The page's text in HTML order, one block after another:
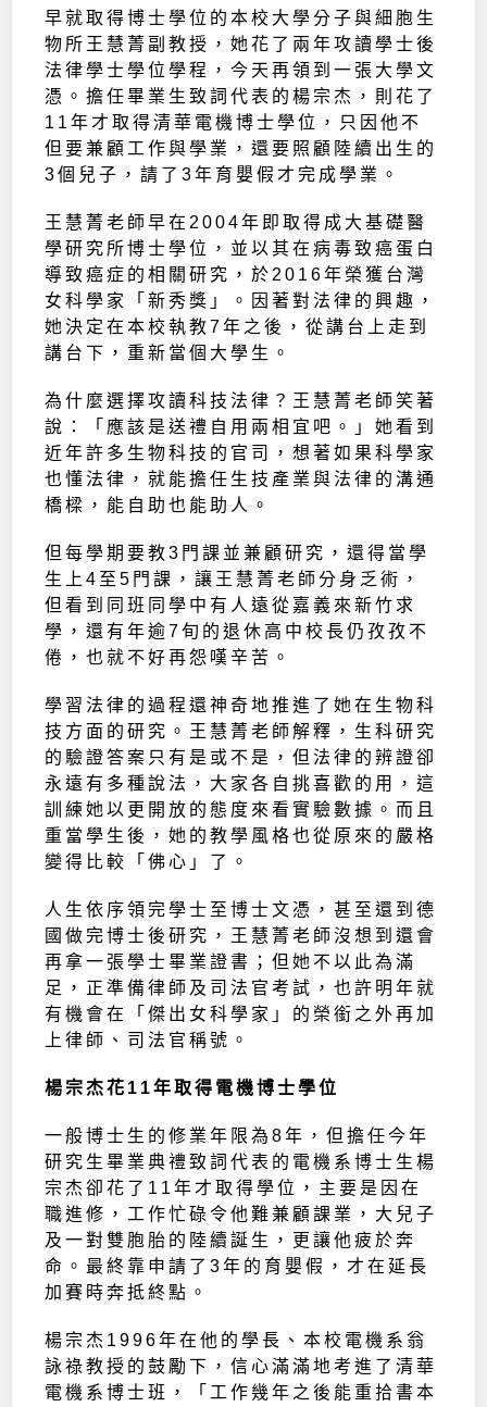
早就取得博士學位的本校大學分子與細胞生
物所王慧菁副教授，她花了兩年攻讀學士後
法律學士學位學程，今天再領到一張大學文
憑。擔任畢業生致詞代表的楊宗杰，則花了
11年才取得清華電機博士學位，只因他不
但要兼顧工作與學業，還要照顧陸續出生的
3個兒子，請了3年育嬰假才完成學業。
王慧菁老師早在2004年即取得成大基礎醫
學研究所博士學位，並以其在病毒致癌蛋白
導致癌症的相關研究，於2016年榮獲台灣
女科學家「新秀獎」。因著對法律的興趣，
她決定在本校執教7年之後，從講台上走到
講台下，重新當個大學生。
為什麼選擇攻讀科技法律？王慧菁老師笑著
說：「應該是送禮自用兩相宜吧。」她看到
近年許多生物科技的官司，想著如果科學家
也懂法律，就能擔任生技產業與法律的溝通
橋樑，能自助也能助人。
但每學期要教3門課並兼顧研究，還得當學
生上4至5門課，讓王慧菁老師分身乏術，
但看到同班同學中有人遠從嘉義來新竹求
學，還有年逾7旬的退休高中校長仍孜孜不
倦，也就不好再怨嘆辛苦。
學習法律的過程還神奇地推進了她在生物科
技方面的研究。王慧菁老師解釋，生科研究
的驗證答案只有是或不是，但法律的辨證卻
永遠有多種說法，大家各自挑喜歡的用，這
訓練她以更開放的態度來看實驗數據。而且
重當學生後，她的教學風格也從原來的嚴格
變得比較「佛心」了。
人生依序領完學士至博士文憑，甚至還到德
國做完博士後研究，王慧菁老師沒想到還會
再拿一張學士畢業證書；但她不以此為滿
足，正準備律師及司法官考試，也許明年就
有機會在「傑出女科學家」的榮銜之外再加
上律師、司法官稱號。
楊宗杰花11年取得電機博士學位
一般博士生的修業年限為8年，但擔任今年
研究生畢業典禮致詞代表的電機系博士生楊
宗杰卻花了11年才取得學位，主要是因在
職進修，工作忙碌令他難兼顧課業，大兒子
及一對雙胞胎的陸續誕生，更讓他疲於奔
命。最終靠申請了3年的育嬰假，才在延長
加賽時奔抵終點。
楊宗杰1996年在他的學長、本校電機系翁
詠祿教授的鼓勵下，信心滿滿地考進了清華
電機系博士班，「工作幾年之後能重拾書本